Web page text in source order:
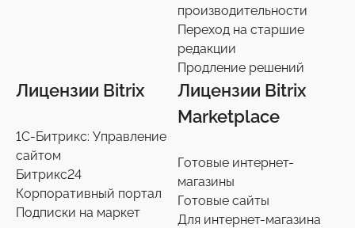
производительности
Переход на старшие
редакции
Продление решений
Лицензии Bitrix
1С-Битрикс: Управление
сайтом
Битрикс24
Корпоративный портал
Подписки на маркет
Лицензии Bitrix
Marketplace
Готовые интернет-
магазины
Готовые сайты
Для интернет-магазина